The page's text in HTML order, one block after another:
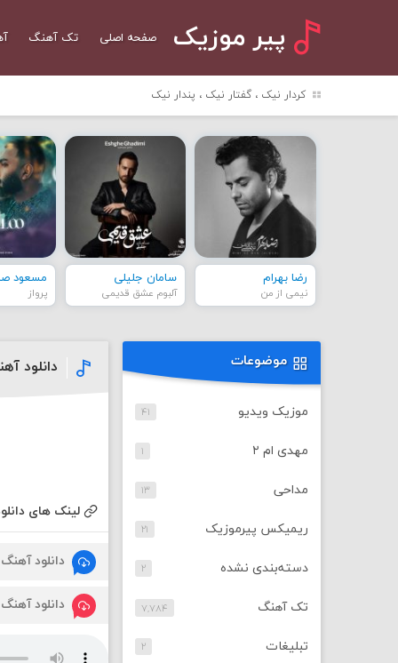
پیر موزیک صفحه اصلی تک آهنگ
کردار نیک ، گفتار نیک ، پندار نیک
رضا بهرام
نیمی از من
سامان جلیلی
آلبوم عشق قدیمی
مسعود
پرواز
دانلود
لینک های
دانلود
دانلود
موضوعات
موزیک ویدیو ۴۱
مهدی ام ۲ ۱
مداحی ۱۳
ریمیکس پیرموزیک ۲۱
دسته‌بندی نشده ۲
تک آهنگ ۷,۷۸۴
تبلیغات ۲